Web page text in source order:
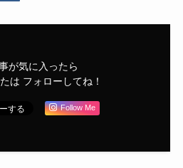
が気に入ったら
は フォローしてね！
Follow Me